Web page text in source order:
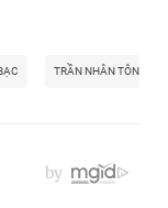
TRẦN NHÂN TÔNG